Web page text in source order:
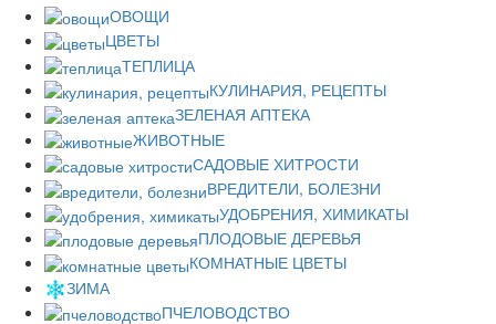
ОВОЩИ
ЦВЕТЫ
ТЕПЛИЦА
КУЛИНАРИЯ, РЕЦЕПТЫ
ЗЕЛЕНАЯ АПТЕКА
ЖИВОТНЫЕ
САДОВЫЕ ХИТРОСТИ
ВРЕДИТЕЛИ, БОЛЕЗНИ
УДОБРЕНИЯ, ХИМИКАТЫ
ПЛОДОВЫЕ ДЕРЕВЬЯ
КОМНАТНЫЕ ЦВЕТЫ
ЗИМА
ПЧЕЛОВОДСТВО